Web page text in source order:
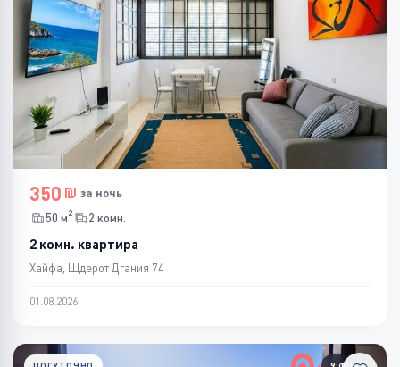
350
за ночь
50 м2 2 комн.
2 комн. квартира
Хайфа, Шдерот Дгания 74
01.08.2026